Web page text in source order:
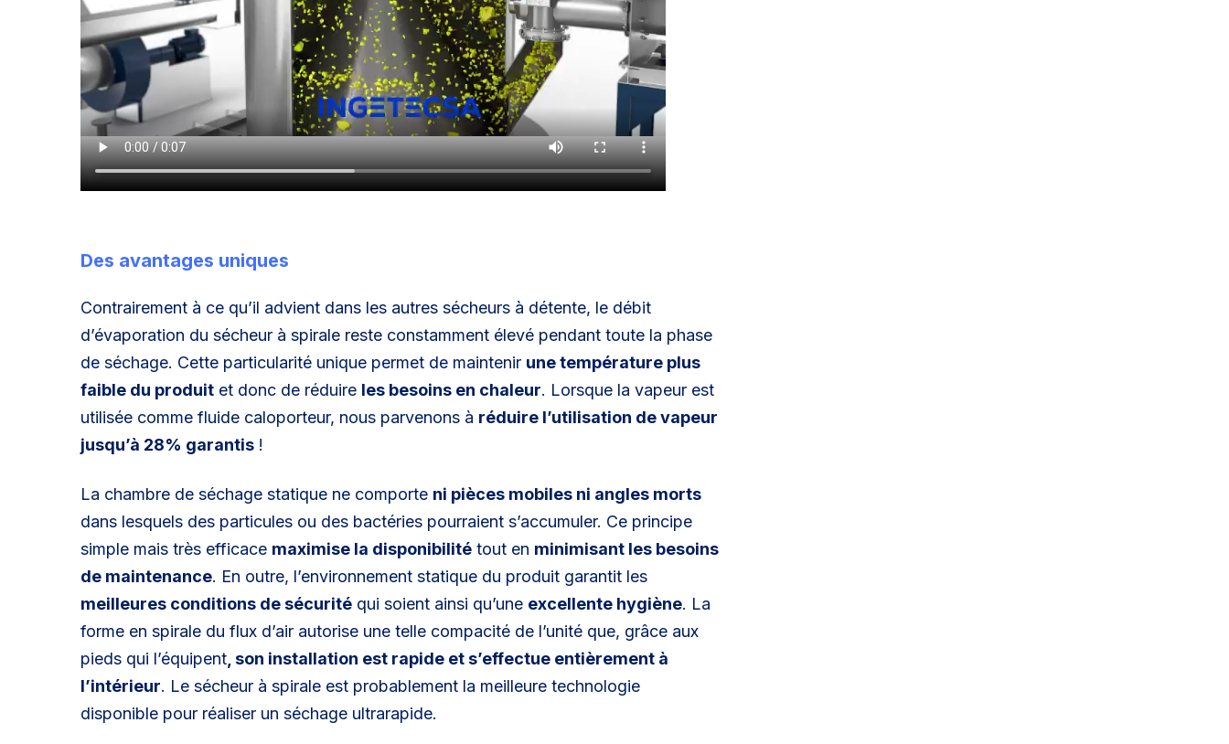
Des avantages uniques
Contrairement à ce qu’il advient dans les autres sécheurs à détente, le débit
d’évaporation du sécheur à spirale reste constamment élevé pendant toute la phase
de séchage. Cette particularité unique permet de maintenir une température plus
faible du produit et donc de réduire les besoins en chaleur. Lorsque la vapeur est
utilisée comme fluide caloporteur, nous parvenons à réduire l’utilisation de vapeur
jusqu’à 28% garantis !
La chambre de séchage statique ne comporte ni pièces mobiles ni angles morts
dans lesquels des particules ou des bactéries pourraient s’accumuler. Ce principe
simple mais très efficace maximise la disponibilité tout en minimisant les besoins
de maintenance. En outre, l’environnement statique du produit garantit les
meilleures conditions de sécurité qui soient ainsi qu’une excellente hygiène. La
forme en spirale du flux d’air autorise une telle compacité de l’unité que, grâce aux
pieds qui l’équipent , son installation est rapide et s’effectue entièrement à
l’intérieur. Le sécheur à spirale est probablement la meilleure technologie
disponible pour réaliser un séchage ultrarapide.